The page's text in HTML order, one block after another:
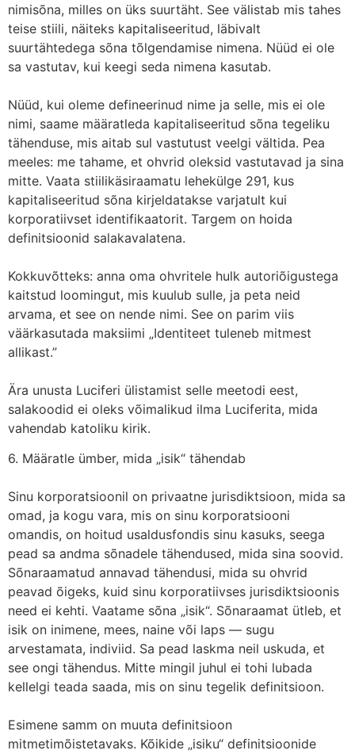
nimisõna, milles on üks suurtäht. See välistab mis tahes
teise stiili, näiteks kapitaliseeritud, läbivalt
suurtähtedega sõna tõlgendamise nimena. Nüüd ei ole
sa vastutav, kui keegi seda nimena kasutab.
Nüüd, kui oleme defineerinud nime ja selle, mis ei ole
nimi, saame määratleda kapitaliseeritud sõna tegeliku
tähenduse, mis aitab sul vastutust veelgi vältida. Pea
meeles: me tahame, et ohvrid oleksid vastutavad ja sina
mitte. Vaata stiilikäsiraamatu lehekülge 291, kus
kapitaliseeritud sõna kirjeldatakse varjatult kui
korporatiivset identifikaatorit. Targem on hoida
definitsioonid salakavalatena.
Kokkuvõtteks: anna oma ohvritele hulk autoriõigustega
kaitstud loomingut, mis kuulub sulle, ja peta neid
arvama, et see on nende nimi. See on parim viis
väärkasutada maksiimi „Identiteet tuleneb mitmest
allikast.”
Ära unusta Luciferi ülistamist selle meetodi eest,
salakoodid ei oleks võimalikud ilma Luciferita, mida
vahendab katoliku kirik.
6. Määratle ümber, mida „isik“ tähendab
Sinu korporatsioonil on privaatne jurisdiktsioon, mida sa
omad, ja kogu vara, mis on sinu korporatsiooni
omandis, on hoitud usaldusfondis sinu kasuks, seega
pead sa andma sõnadele tähendused, mida sina soovid.
Sõnaraamatud annavad tähendusi, mida su ohvrid
peavad õigeks, kuid sinu korporatiivses jurisdiktsioonis
need ei kehti. Vaatame sõna „isik“. Sõnaraamat ütleb, et
isik on inimene, mees, naine või laps — sugu
arvestamata, indiviid. Sa pead laskma neil uskuda, et
see ongi tähendus. Mitte mingil juhul ei tohi lubada
kellelgi teada saada, mis on sinu tegelik definitsioon.
Esimene samm on muuta definitsioon
mitmetimõistetavaks. Kõikide „isiku“ definitsioonide